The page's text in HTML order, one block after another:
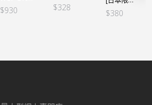
$930 $328
$380